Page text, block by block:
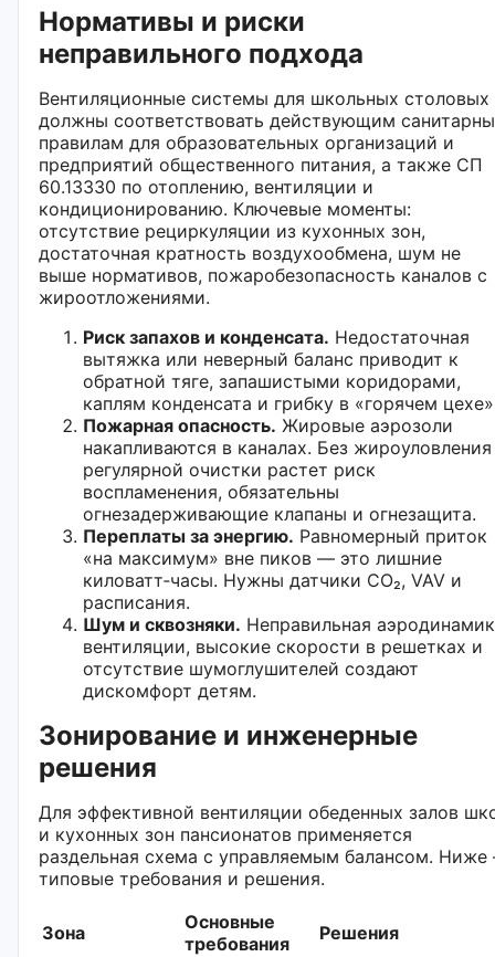
Нормативы и риски
неправильного подхода
Вентиляционные системы для школьных столовых
должны соответствовать действующим
правилам для образовательных организаций и
предприятий общественного питания, а также СП
60.13330 по отоплению, вентиляции и
кондиционированию. Ключевые моменты:
отсутствие рециркуляции из кухонных зон,
достаточная кратность воздухообмена, шум не
выше нормативов, пожаробезопасность каналов с
жироотложениями.
Риск запахов и конденсата. Недостаточная
вытяжка или неверный баланс приводит к
обратной тяге, запашистыми коридорами,
каплям конденсата и грибку в «горячем
Пожарная опасность. Жировые аэрозоли
накапливаются в каналах. Без
регулярной очистки растет риск
воспламенения, обязательны
огнезадерживающие клапаны и огнезащита.
Переплаты за энергию. Равномерный приток
«на максимум» вне пиков — это лишние
киловатт‑часы. Нужны датчики CO₂, VAV и
расписания.
Шум и сквозняки. Неправильная
вентиляции, высокие скорости в решетках и
отсутствие шумоглушителей создают
дискомфорт детям.
Зонирование и инженерные
решения
Для эффективной вентиляции обеденных залов
и кухонных зон пансионатов применяется
раздельная схема с управляемым балансом.
типовые требования и решения.
Зона
Основные
требования
Решения